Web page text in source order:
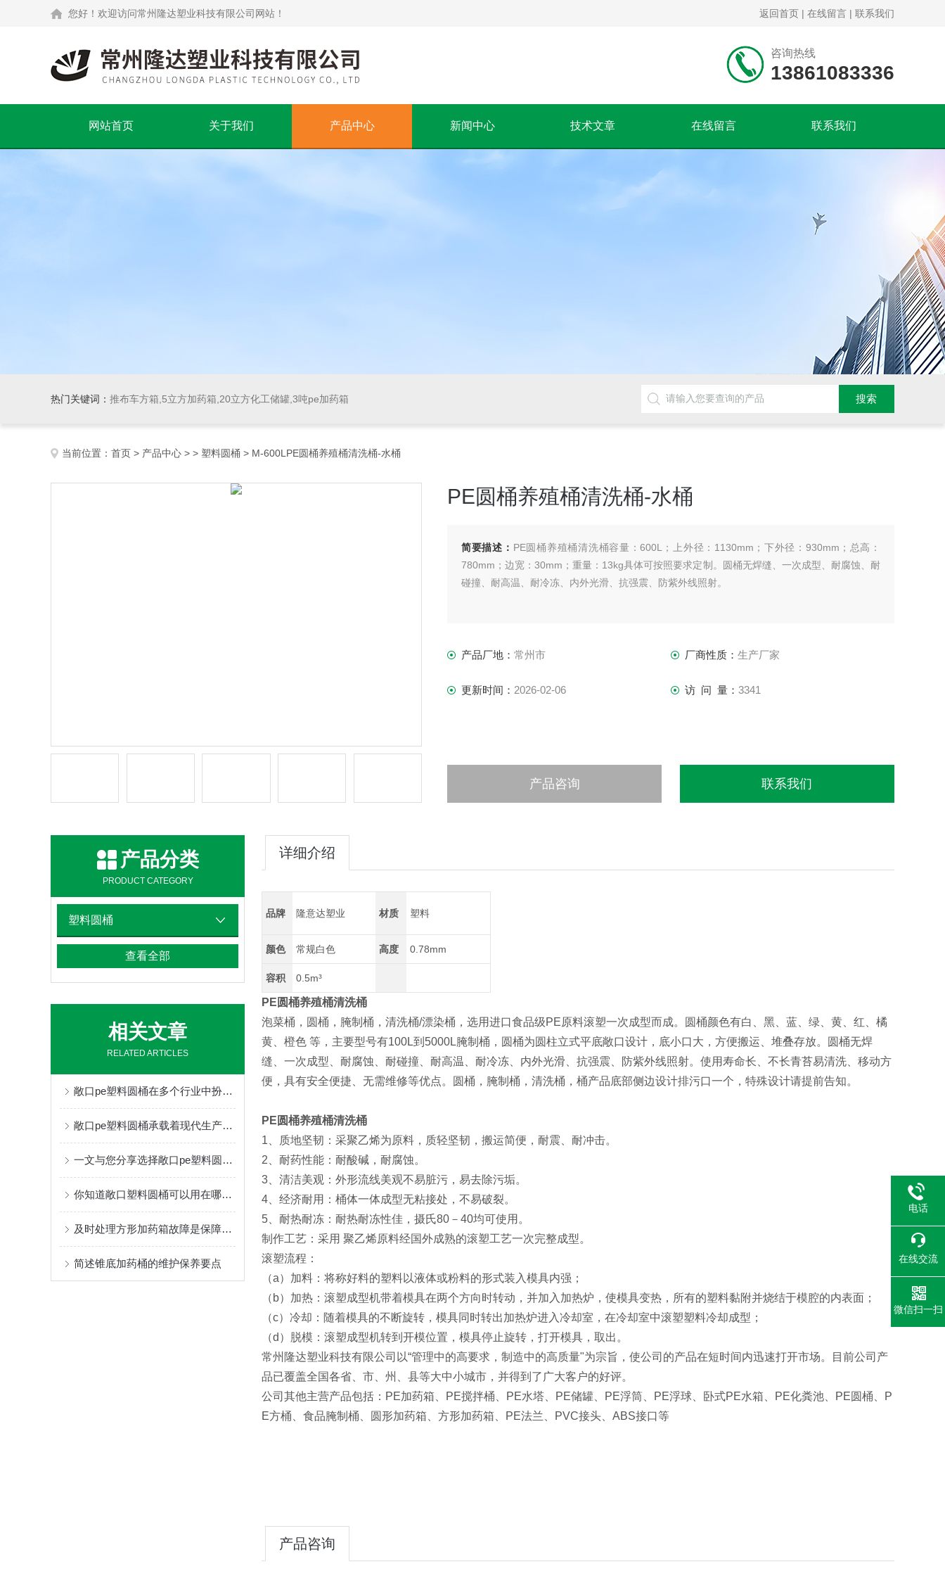
您好！欢迎访问常州隆达塑业科技有限公司网站！ 返回首页 | 在线留言 | 联系我们
咨询热线
13861083336
网站首页 关于我们 产品中心 新闻中心 技术文章 在线留言 联系我们
热门关键词： 推布车方箱,5立方加药箱,20立方化工储罐,3吨pe加药箱
当前位置： 首页 > 产品中心 > > 塑料圆桶 > M-600LPE圆桶养殖桶清洗桶-水桶
PE圆桶养殖桶清洗桶-水桶
简要描述： PE圆桶养殖桶清洗桶容量：600L；上外径：1130mm；下外径：930mm；总高：
780mm；边宽：30mm；重量：13kg具体可按照要求定制。圆桶无焊缝、一次成型、耐腐蚀、耐
碰撞、耐高温、耐冷冻、内外光滑、抗强震、防紫外线照射。
产品厂地： 常州市 厂商性质： 生产厂家
更新时间： 2026-02-06 访 问 量： 3341
产品咨询 联系我们
产品分类
PRODUCT CATEGORY
塑料圆桶
查看全部
相关文章
RELATED ARTICLES
敞口pe塑料圆桶在多个行业中扮演着流动仓库与安全载体的双重角色
敞口pe塑料圆桶承载着现代生产和生活的诸多可能
一文与您分享选择敞口pe塑料圆桶时所需要考虑的关键因素
你知道敞口塑料圆桶可以用在哪些地方吗？
及时处理方形加药箱故障是保障工艺稳定与安全的关键
简述锥底加药桶的维护保养要点
详细介绍
品牌 隆意达塑业 材质 塑料
颜色 常规白色 高度 0.78mm
容积 0.5m³
PE圆桶养殖桶清洗桶
泡菜桶，圆桶，腌制桶，清洗桶/漂染桶，选用进口食品级PE原料滚塑一次成型而成。圆桶颜色有白、黑、蓝、绿、黄、红、橘
黄、橙色 等，主要型号有100L到5000L腌制桶，圆桶为圆柱立式平底敞口设计，底小口大，方便搬运、堆叠存放。圆桶无焊
缝、一次成型、耐腐蚀、耐碰撞、耐高温、耐冷冻、内外光滑、抗强震、防紫外线照射。使用寿命长、不长青苔易清洗、移动方
便，具有安全便捷、无需维修等优点。圆桶，腌制桶，清洗桶，桶产品底部侧边设计排污口一个，特殊设计请提前告知。
PE圆桶养殖桶清洗桶
1、质地坚韧：采聚乙烯为原料，质轻坚韧，搬运简便，耐震、耐冲击。
2、耐药性能：耐酸碱，耐腐蚀。
3、清洁美观：外形流线美观不易脏污，易去除污垢。
4、经济耐用：桶体一体成型无粘接处，不易破裂。
5、耐热耐冻：耐热耐冻性佳，摄氏80－40均可使用。
制作工艺：采用 聚乙烯原料经国外成熟的滚塑工艺一次完整成型。
滚塑流程：
（a）加料：将称好料的塑料以液体或粉料的形式装入模具内强；
（b）加热：滚塑成型机带着模具在两个方向时转动，并加入加热炉，使模具变热，所有的塑料黏附并烧结于模腔的内表面；
（c）冷却：随着模具的不断旋转，模具同时转出加热炉进入冷却室，在冷却室中滚塑塑料冷却成型；
（d）脱模：滚塑成型机转到开模位置，模具停止旋转，打开模具，取出。
常州隆达塑业科技有限公司以“管理中的高要求，制造中的高质量"为宗旨，使公司的产品在短时间内迅速打开市场。目前公司产
品已覆盖全国各省、市、州、县等大中小城市，并得到了广大客户的好评。
公司其他主营产品包括：PE加药箱、PE搅拌桶、PE水塔、PE储罐、PE浮筒、PE浮球、卧式PE水箱、PE化粪池、PE圆桶、P
E方桶、食品腌制桶、圆形加药箱、方形加药箱、PE法兰、PVC接头、ABS接口等
产品咨询
电话
在线交流
微信扫一扫